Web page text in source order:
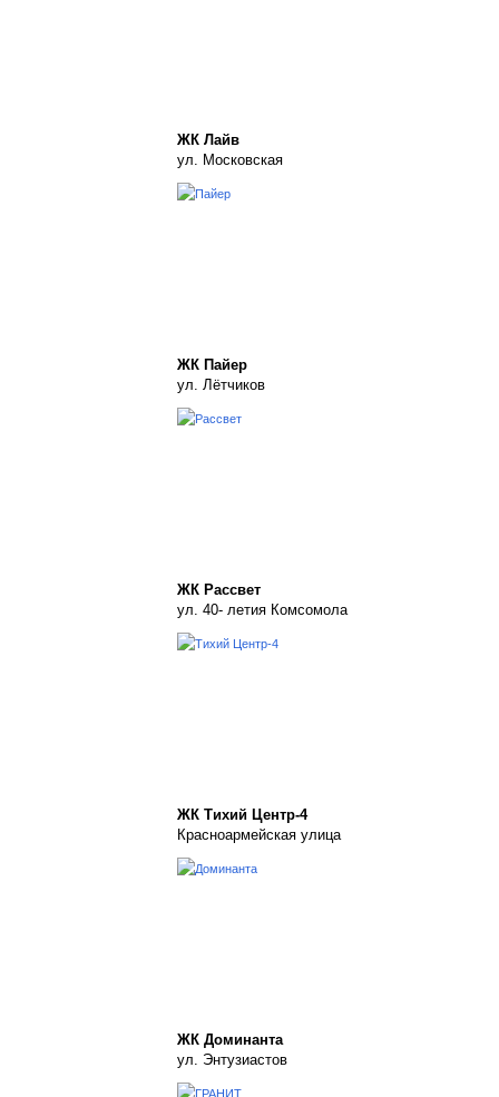
ЖК Лайв
ул. Московская
ЖК Пайер
ул. Лётчиков
ЖК Рассвет
ул. 40- летия Комсомола
ЖК Тихий Центр-4
Красноармейская улица
ЖК Доминанта
ул. Энтузиастов